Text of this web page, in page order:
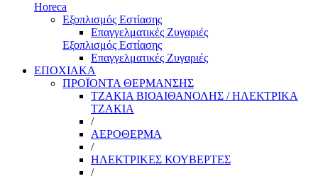
Horeca
Εξοπλισμός Εστίασης
Επαγγελματικές Ζυγαριές
Εξοπλισμός Εστίασης
Επαγγελματικές Ζυγαριές
ΕΠΟΧΙΑΚΑ
ΠΡΟΪΟΝΤΑ ΘΕΡΜΑΝΣΗΣ
ΤΖΑΚΙΑ ΒΙΟΑΙΘΑΝΟΛΗΣ / ΗΛΕΚΤΡΙΚΑ
ΤΖΑΚΙΑ
/
ΑΕΡΟΘΕΡΜΑ
/
ΗΛΕΚΤΡΙΚΕΣ ΚΟΥΒΕΡΤΕΣ
/